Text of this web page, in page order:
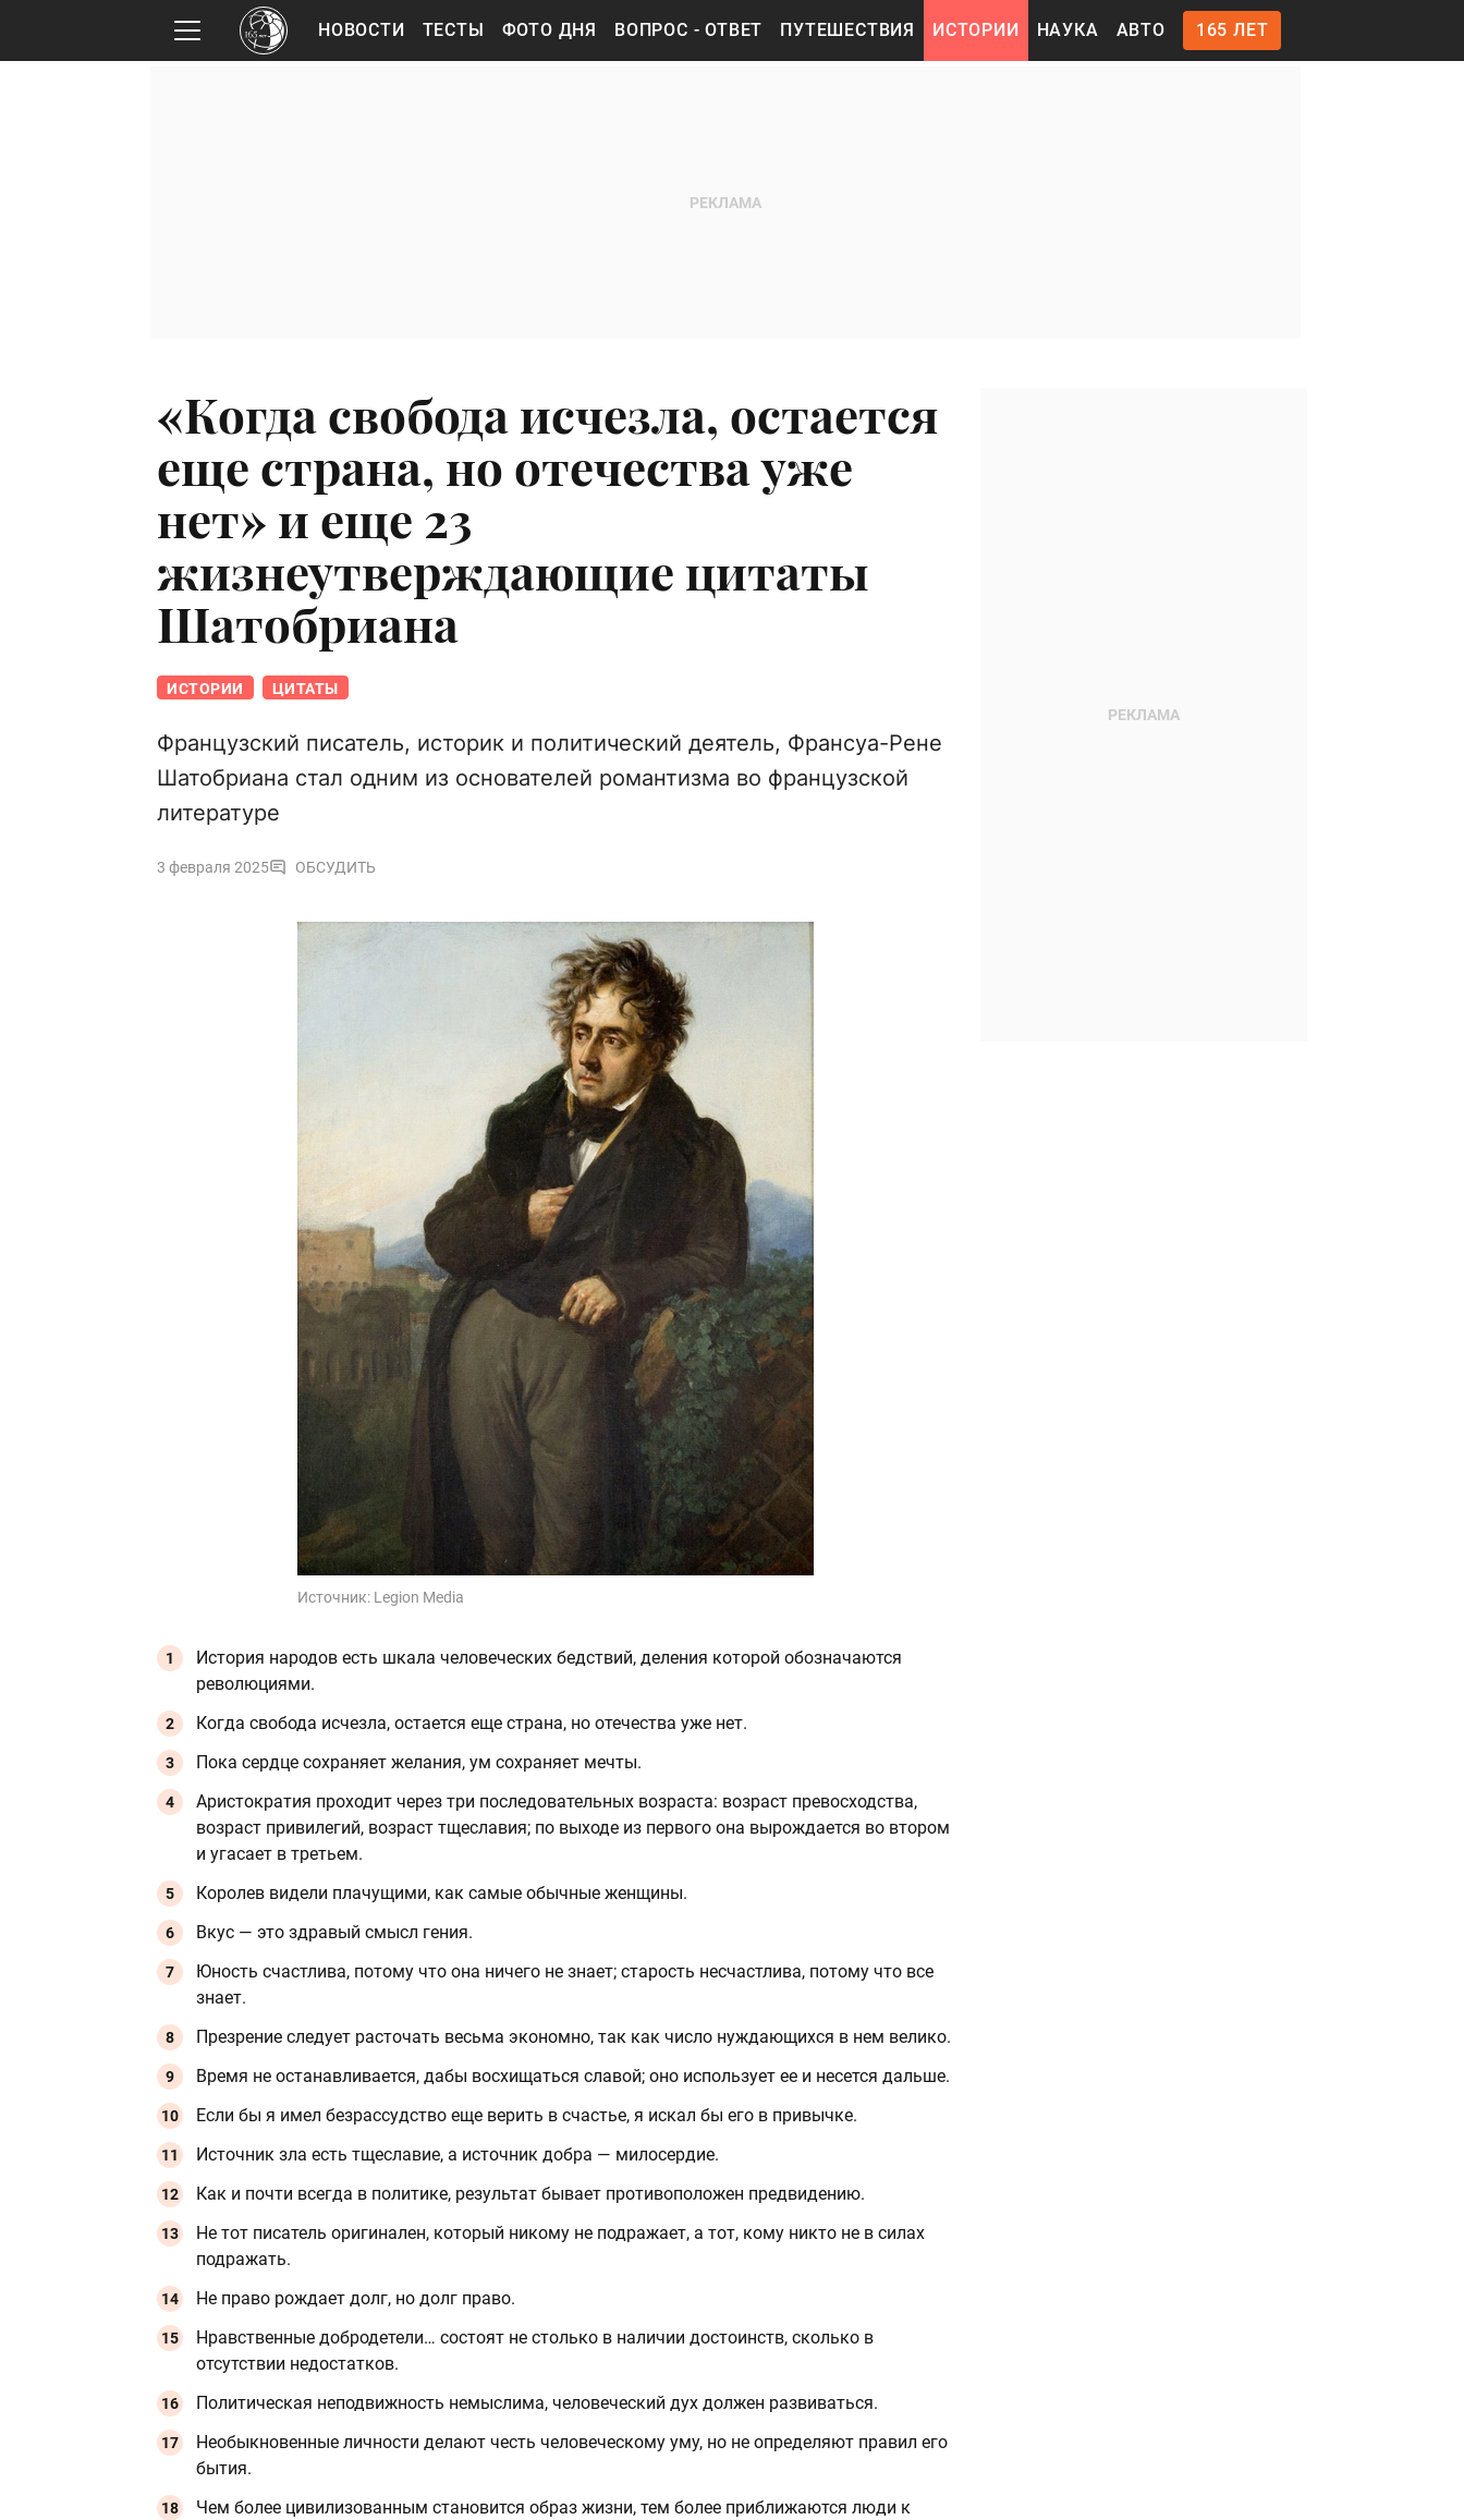
НОВОСТИ ТЕСТЫ ФОТО ДНЯ ВОПРОС - ОТВЕТ ПУТЕШЕСТВИЯ ИСТОРИИ НАУКА АВТО 165 ЛЕТ
«Когда свобода исчезла, остается
еще страна, но отечества уже
нет» и еще 23
жизнеутверждающие цитаты
Шатобриана
ИСТОРИИ ЦИТАТЫ
Французский писатель, историк и политический деятель, Франсуа-Рене
Шатобриана стал одним из основателей романтизма во французской
литературе
3 февраля 2025 ОБСУДИТЬ
Источник: Legion Media
История народов есть шкала человеческих бедствий, деления которой обозначаются
революциями.
Когда свобода исчезла, остается еще страна, но отечества уже нет.
Пока сердце сохраняет желания, ум сохраняет мечты.
Аристократия проходит через три последовательных возраста: возраст превосходства,
возраст привилегий, возраст тщеславия; по выходе из первого она вырождается во втором
и угасает в третьем.
Королев видели плачущими, как самые обычные женщины.
Вкус — это здравый смысл гения.
Юность счастлива, потому что она ничего не знает; старость несчастлива, потому что все
знает.
Презрение следует расточать весьма экономно, так как число нуждающихся в нем велико.
Время не останавливается, дабы восхищаться славой; оно использует ее и несется дальше.
Если бы я имел безрассудство еще верить в счастье, я искал бы его в привычке.
Источник зла есть тщеславие, а источник добра — милосердие.
Как и почти всегда в политике, результат бывает противоположен предвидению.
Не тот писатель оригинален, который никому не подражает, а тот, кому никто не в силах
подражать.
Не право рождает долг, но долг право.
Нравственные добродетели… состоят не столько в наличии достоинств, сколько в
отсутствии недостатков.
Политическая неподвижность немыслима, человеческий дух должен развиваться.
Необыкновенные личности делают честь человеческому уму, но не определяют правил его
бытия.
Чем более цивилизованным становится образ жизни, тем более приближаются люди к